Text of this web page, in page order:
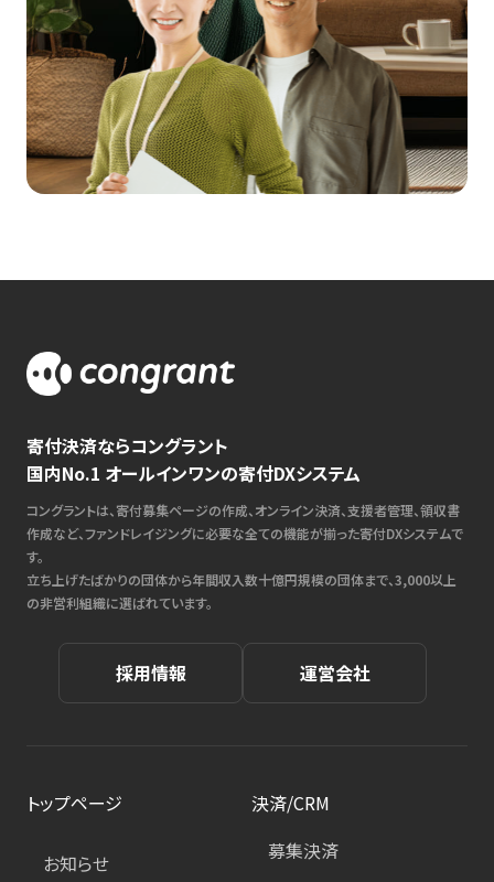
寄付決済ならコングラント
国内No.1 オールインワンの寄付DXシステム
コングラントは、寄付募集ページの作成、オンライン決済、支援者管理、領収書
作成など、ファンドレイジングに必要な全ての機能が揃った寄付DXシステムで
す。
立ち上げたばかりの団体から年間収入数十億円規模の団体まで、3,000以上
の非営利組織に選ばれています。
採用情報 運営会社
トップページ
お知らせ
決済/CRM
募集決済